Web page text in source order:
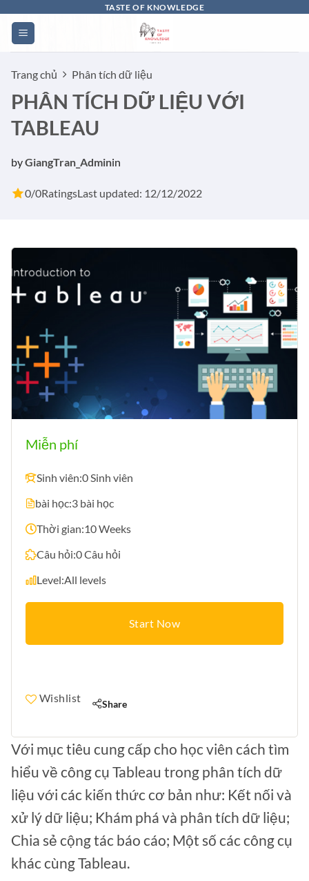
qua
nội
TASTE OF KNOWLEDGE
Trang chủ Phân tích dữ liệu
PHÂN TÍCH DỮ LIỆU VỚI
TABLEAU
byGiangTran_Adminin
0/0RatingsLast updated: 12/12/2022
Với mục tiêu cung cấp cho học viên cách tìm
hiểu về công cụ Tableau trong phân tích dữ
liệu với các kiến thức cơ bản như: Kết nối và
xử lý dữ liệu; Khám phá và phân tích dữ liệu;
Chia sẻ cộng tác báo cáo; Một số các công cụ
khác cùng Tableau.
Miễn phí
Sinh viên:0 Sinh viên
bài học:3 bài học
Thời gian:10 Weeks
Câu hỏi:0 Câu hỏi
Level:All levels
Start Now
Wishlist Share